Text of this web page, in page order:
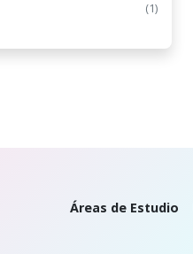
(1)
Áreas de Estudio